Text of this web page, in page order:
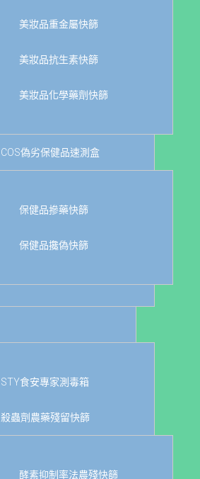
美妝品重金屬快篩
美妝品抗生素快篩
美妝品化學藥劑快篩
COS偽劣保健品速測盒
保健品摻藥快篩
保健品攙偽快篩
STY食安專家測毒箱
殺蟲劑農藥殘留快篩
酵素抑制率法農殘快篩